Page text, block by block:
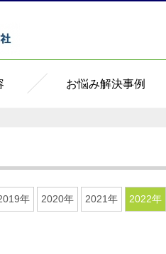
お悩み解決事例
年 2020年 2021年 2022年